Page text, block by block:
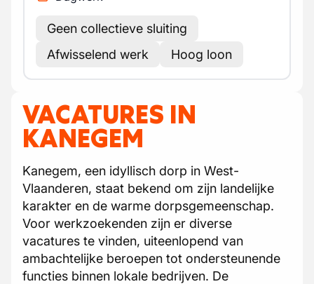
Geen collectieve sluiting
Afwisselend werk
Hoog loon
VACATURES IN
KANEGEM
Kanegem, een idyllisch dorp in West-
Vlaanderen, staat bekend om zijn landelijke
karakter en de warme dorpsgemeenschap.
Voor werkzoekenden zijn er diverse
vacatures te vinden, uiteenlopend van
ambachtelijke beroepen tot ondersteunende
functies binnen lokale bedrijven. De